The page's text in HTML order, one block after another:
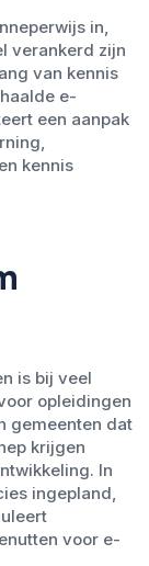
in,
verankerd zijn
van kennis
e-
een aanpak
kennis
is bij veel
opleidingen
gemeenten dat
krijgen
In
ingepland,
voor e-